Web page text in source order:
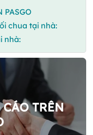
PASGO
chua tại nhà:
nhà:
TRÊN